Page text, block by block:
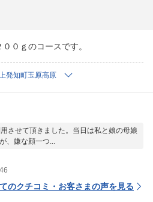
０ｇのコースです。
発知町玉原高原
させて頂きました。当日は私と娘の母娘
、嫌な顔一つ...
のクチコミ・お客さまの声を見る